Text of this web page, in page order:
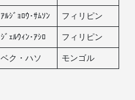
ｱﾙｼﾞｮﾛｳ･ｻﾑｿﾝ フィリピン
ｼﾞｪﾙｳｨﾝ･ｱｼﾛ フィリピン
ベク・ハソ モンゴル